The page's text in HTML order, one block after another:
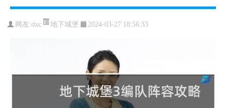
网友:dxc 地下城堡 2024-03-27 18:56:33